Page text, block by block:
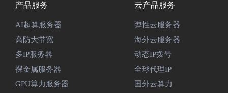
产品服务
AI超算服务器
高防大带宽
多IP服务器
裸金属服务器
GPU算力服务器
云产品服务
弹性云服务器
海外云服务器
动态IP拨号
全球代理IP
国外云算力